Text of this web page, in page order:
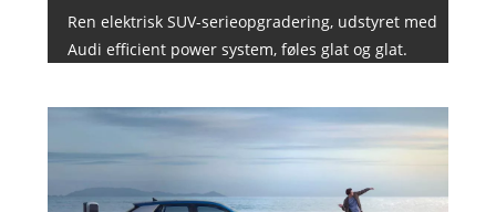
Ren elektrisk SUV-serieopgradering, udstyret med
Audi efficient power system, føles glat og glat.